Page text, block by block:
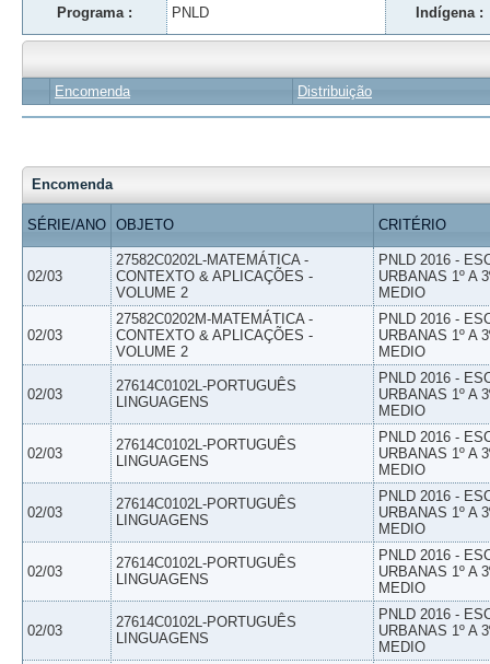
Programa : PNLD Indígena :
Encomenda Distribuição
Encomenda
SÉRIE/ANO OBJETO CRITÉRIO
02/03
27582C0202L-MATEMÁTICA -
CONTEXTO & APLICAÇÕES -
VOLUME 2
PNLD 2016 -
URBANAS 1º A
MEDIO
02/03
27582C0202M-MATEMÁTICA -
CONTEXTO & APLICAÇÕES -
VOLUME 2
PNLD 2016 -
URBANAS 1º A
MEDIO
02/03
27614C0102L-PORTUGUÊS
LINGUAGENS
PNLD 2016 -
URBANAS 1º A
MEDIO
02/03
27614C0102L-PORTUGUÊS
LINGUAGENS
PNLD 2016 -
URBANAS 1º A
MEDIO
02/03
27614C0102L-PORTUGUÊS
LINGUAGENS
PNLD 2016 -
URBANAS 1º A
MEDIO
02/03
27614C0102L-PORTUGUÊS
LINGUAGENS
PNLD 2016 -
URBANAS 1º A
MEDIO
02/03
27614C0102L-PORTUGUÊS
LINGUAGENS
PNLD 2016 -
URBANAS 1º A
MEDIO